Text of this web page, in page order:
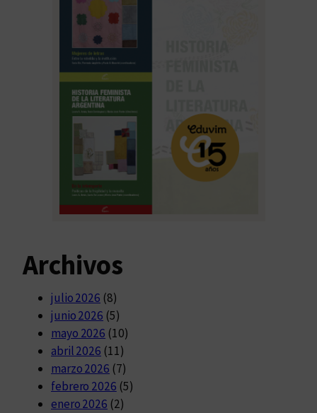
Archivos
julio 2026 (8)
junio 2026 (5)
mayo 2026 (10)
abril 2026 (11)
marzo 2026 (7)
febrero 2026 (5)
enero 2026 (2)